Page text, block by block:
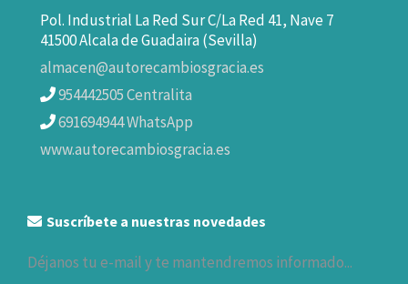
Pol. Industrial La Red Sur C/La Red 41, Nave 7
41500 Alcala de Guadaira (Sevilla)
almacen@autorecambiosgracia.es
954442505 Centralita
691694944 WhatsApp
www.autorecambiosgracia.es
Suscríbete a nuestras novedades
Déjanos tu e-mail y te mantendremos informado...